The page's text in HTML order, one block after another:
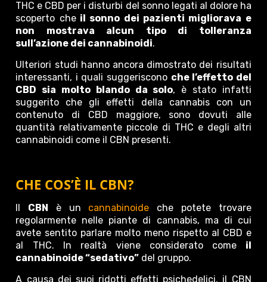
THC e CBD per i disturbi del sonno legati al dolore ha
scoperto cheil sonno dei pazienti migliorava e
non mostrava alcun tipo di tolleranza
sull’azione dei cannabinoidi.
Ulteriori studi hanno ancora dimostrato dei risultati
interessanti, i quali suggeriscono che l’effetto del
CBD sia molto blando da solo, è stato infatti
suggerito che gli effetti della cannabis con un
contenuto di CBD maggiore, sono dovuti alle
quantità relativamente piccole di THC e degli altri
cannabinoidi come il CBN presenti.
CHE COS’È IL CBN?
Il CBN è un cannabinoide che potete trovare
regolarmente nelle piante di cannabis, ma di cui
avete sentito parlare molto meno rispetto al CBD e
al THC. In realtà viene considerato come il
cannabinoide “sedativo” del gruppo.
A causa dei suoi ridotti effetti psichedelici, il CBN